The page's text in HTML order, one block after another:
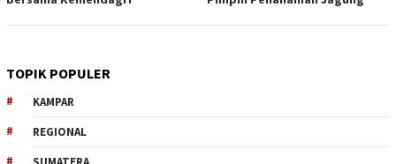
TOPIK POPULER
KAMPAR
REGIONAL